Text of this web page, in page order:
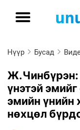
Нүүр Бусад
Ж.Чинбүрэн:
үнэтэй
эмийн үнийн
нөхцөл